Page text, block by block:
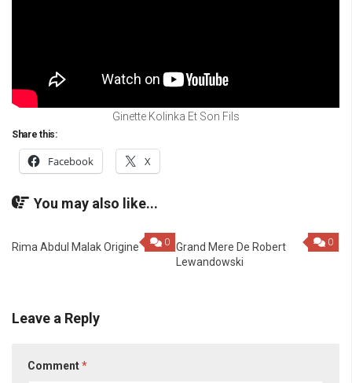
Ginette Kolinka Et Son Fils
Share this:
Facebook X
You may also like...
0
Rima Abdul Malak Origine 0
Grand Mere De Robert
Lewandowski
Leave a Reply
Comment*